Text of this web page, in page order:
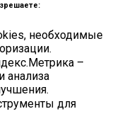
необходимые
–
анализа
для